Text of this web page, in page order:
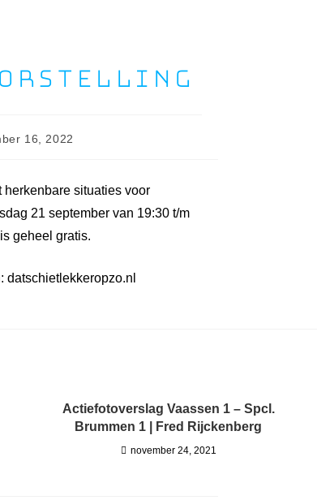
16, 2022
herkenbare situaties voor
21 september van 19:30 t/m
geheel gratis.
Actiefotoverslag Vaassen 1 – Spcl.
Brummen 1 | Fred Rijckenberg
november 24, 2021